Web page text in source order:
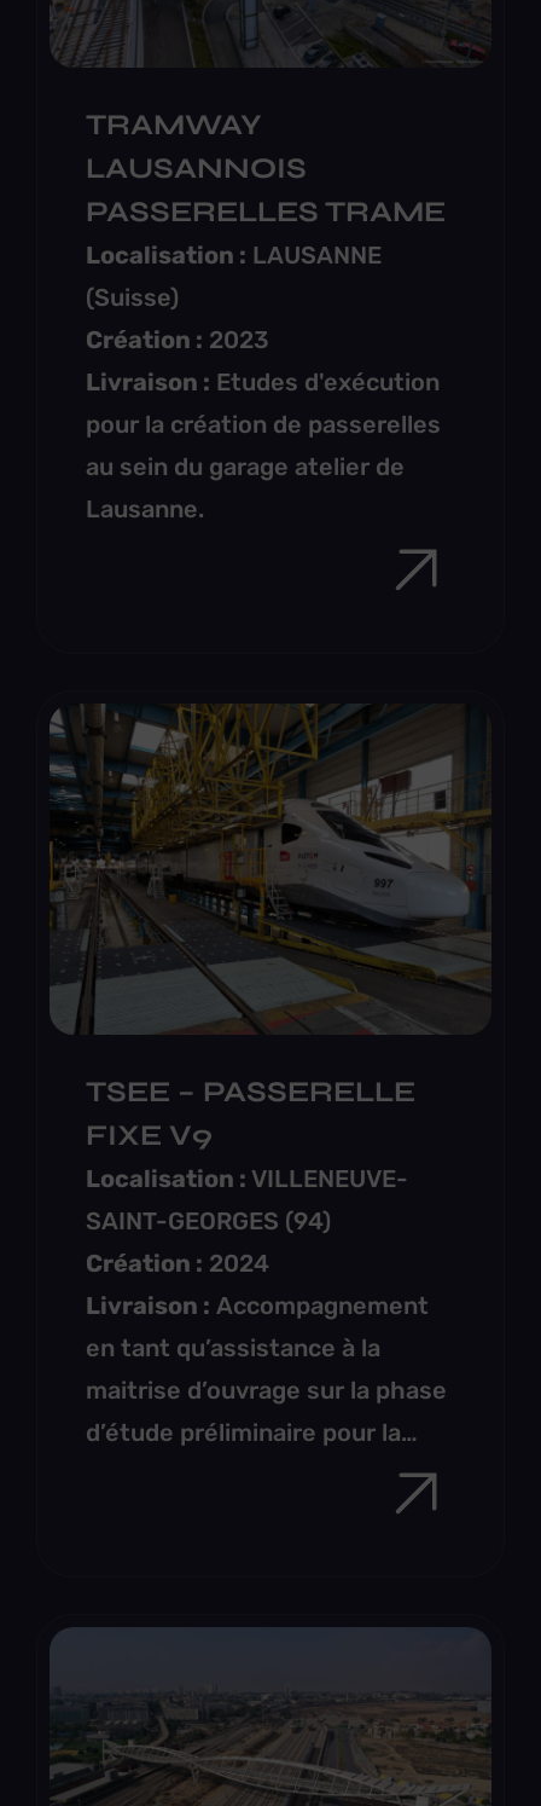
TRAMWAY
LAUSANNOIS
PASSERELLES TRAME
Localisation : LAUSANNE
(Suisse)
Création : 2023
Livraison : Etudes d'exécution
pour la création de passerelles
au sein du garage atelier de
Lausanne.
TSEE – PASSERELLE
FIXE V9
Localisation : VILLENEUVE-
SAINT-GEORGES (94)
Création : 2024
Livraison : Accompagnement
en tant qu’assistance à la
maitrise d’ouvrage sur la phase
d’étude préliminaire pour la
création d’une passerelle fixe
en V9 pour le site du TSEE de